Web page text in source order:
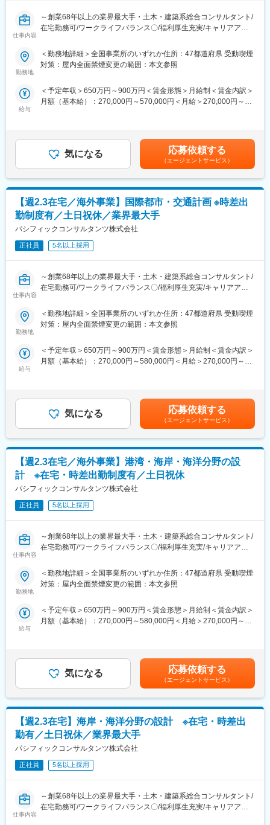
在宅勤務、サテライトオフィスの他に、移動時間の有効活用を目
的として、モバイルワークを活用しています。
オフィスへの出社、テレワークを問わず、時差出勤制度を取り入
れています。社員は、始業時刻を5:00～11:00の間で選択できま
毎週水曜日はノー残業デーです。同業他社にも働きかけを行い、
年に2回の業界一斉ノー残業デーも主導しています。
国内外に貢献する業界シェアトップクラスの「技術・知識集団」
であり、68年以上の歴史を有する土木・建築系総合コンサルタン
ト業界のリーディングカンパニー。
都市・地域計画、環境、道路、鉄道、河川、上下水道、港湾、空
港、建築、福祉、情報、PFI、NPM、防災等の社会資本整備、維
持管理に、卓越した技術と柔軟な頭脳をもって応え、日本経済の
発展に伴い多くのプロジェクトに携わってきました。
変更の範囲：会社の定める業務
仕事内容
～創業68年以上の業界最大手・土木・建築系総合コンサルタント/
在宅勤務可/ワークライフバランス〇/福利厚生充実/キャリアアッ
■業務内容：
国内外の大規模な都市開発プロジェクトを計画・推進し、事業を
成功に導く技術者・PM（プロジェクトマネージャー） です。
└ グローバル市場での都市開発案件の管理・コーディネート
・面的開発・再開発の調査～計画～許認可～監理までの一連業務
└ 住宅・工業・物流団地、土地区画整理事業、都市再開発のFS、
構想、計画、設計、許認可、監理
・駅周辺整備プロジェクトの計画・設計・監理
└ 駅前広場、バスターミナル、街路などの整備計画・設計・工事
監理
■働く環境：
（1）長期的に働き続けられる環境
（2）在宅勤務可（週に2～3回程度）
在宅勤務、サテライトオフィスの他に、移動時間の有効活用を目
（3）時差出勤制度
オフィスへの出社、テレワークを問わず、時差出勤制度を取り入
（4）ワークライフバランス
毎週水曜日はノー残業デーです。同業他社にも働きかけを行い、
■企業魅力
国内外に貢献する業界シェアトップクラスの「技術・知識集団」
であり、68年以上の歴史を有する土木・建築系総合コンサルタン
ト業界のリーディングカンパニー。
都市・地域計画、環境、道路、鉄道、河川、上下水道、港湾、空
港、建築、福祉、情報、PFI、NPM、防災等の社会資本整備、維
持管理に、卓越した技術と柔軟な頭脳をもって応え、日本経済の
発展に伴い多くのプロジェクトに携わってきました。
勤務地
＜勤務地詳細＞全国事業所のいずれか住所：47都道府県 受動喫煙
対策：屋内全面禁煙変更の範囲：本文参照
給与
＜予定年収＞650万円～900万円＜賃金形態＞月給制＜賃金内訳＞
月額（基本給）：270,000円～570,000円＜月給＞270,000円～
経験9年…約700万円（残業月45時間、賞与年間4.0ヶ月を想定し
た場合）賃金はあくまでも目安の金額であり、選考を通じて上下
する可能性があります。月給(月額)は固定手当を含めた表記です。
気になる 応募依頼する
（エージェントサービス）
【週2.3在宅／海外事業】国際都市・交通計画 ※時差出
勤制度有／土日祝休／業界最大手
パシフィックコンサルタンツ株式会社
正社員 5名以上採用
仕事内容
～創業68年以上の業界最大手・土木・建築系総合コンサルタント/
在宅勤務可/ワークライフバランス〇/福利厚生充実/キャリアアッ
■業務内容：
【業務詳細】
・緑の基本計画、グリーンインフラ計画の策定
■ 土木・都市空間に関する景観計画・設計業務
・駅前広場、街路、公共空間などの景観計画・設計
・スポーツ施設の計画・設計
・リゾート開発、観光施設整備計画
（1）長期的に働き続けられる環境
働きがいを感じながら、能力を100％発揮し成果をあげることが
在宅勤務、サテライトオフィスの他に、移動時間の有効活用を目
的として、モバイルワークを活用しています。
オフィスへの出社、テレワークを問わず、時差出勤制度を取り入
れています。社員は、始業時刻を5:00～11:00の間で選択できま
毎週水曜日はノー残業デーです。同業他社にも働きかけを行い、
年に2回の業界一斉ノー残業デーも主導しています。
国内外に貢献する業界シェアトップクラスの「技術・知識集団」
であり、68年以上の歴史を有する土木・建築系総合コンサルタン
ト業界のリーディングカンパニー。
都市・地域計画、環境、道路、鉄道、河川、上下水道、港湾、空
港、建築、福祉、情報、PFI、NPM、防災等の社会資本整備、維
持管理に、卓越した技術と柔軟な頭脳をもって応え、日本経済の
発展に伴い多くのプロジェクトに携わってきました。
変更の範囲：会社の定める業務
勤務地
＜勤務地詳細＞全国事業所のいずれか住所：47都道府県 受動喫煙
対策：屋内全面禁煙変更の範囲：本文参照
給与
＜予定年収＞650万円～900万円＜賃金形態＞月給制＜賃金内訳＞
月額（基本給）：270,000円～580,000円＜月給＞270,000円～
経験9年…約700万円（残業月45時間、賞与年間4.0ヶ月を想定し
た場合）賃金はあくまでも目安の金額であり、選考を通じて上下
する可能性があります。月給(月額)は固定手当を含めた表記です。
気になる 応募依頼する
（エージェントサービス）
【週2.3在宅／海外事業】港湾・海岸・海洋分野の設
計 ※在宅・時差出勤制度有／土日祝休
パシフィックコンサルタンツ株式会社
正社員 5名以上採用
仕事内容
～創業68年以上の業界最大手・土木・建築系総合コンサルタント/
在宅勤務可/ワークライフバランス〇/福利厚生充実/キャリアアッ
■業務内容：
合コンサルタントである当社の河川・砂防・海岸技術者として、
調査から設計業務まで一貫して携わっていただきます。
化等調査、数値解析・予測モデル等開発）
・計画（治水・河川整備・利水・水循環・環境等計画）
・設計（堤防・護岸・ダム・水門等設計）
・点検、維持管理（河川施設、河道等点検管理）
・水理実験（遊水地、構造物設置、砂防施設等）
■働く環境：
（1）長期的に働き続けられる環境
働きがいを感じながら、能力を100％発揮し成果をあげることが
できるよう、多様な働き方の推進・定着を強化。
的として、モバイルワークを活用しています。
（3）時差出勤制度
勤務地
＜勤務地詳細＞全国事業所のいずれか住所：47都道府県 受動喫煙
対策：屋内全面禁煙変更の範囲：本文参照
給与
＜予定年収＞650万円～900万円＜賃金形態＞月給制＜賃金内訳＞
月額（基本給）：270,000円～580,000円＜月給＞270,000円～
金額であり、選考を通じて上下する可能性があります。月給(月額)
は固定手当を含めた表記です。
気になる 応募依頼する
（エージェントサービス）
【週2.3在宅】海岸・海洋分野の設計 ※在宅・時差出
勤有／土日祝休／業界最大手
パシフィックコンサルタンツ株式会社
正社員 5名以上採用
仕事内容
～創業68年以上の業界最大手・土木・建築系総合コンサルタント/
在宅勤務可/ワークライフバランス〇/福利厚生充実/キャリアアッ